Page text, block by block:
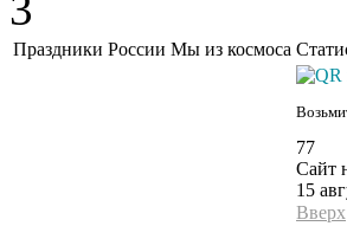
Праздники России Мы из космоса
77
Сайт
15
Вверх